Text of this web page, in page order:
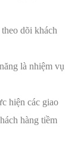
dõi khách
là nhiệm vụ
hiện các giao
hàng tiềm